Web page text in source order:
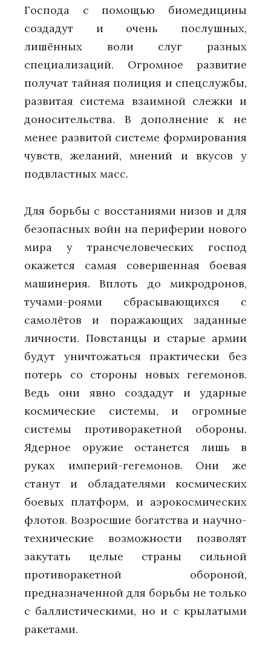
Господа с помощью биомедицины
создадут и очень послушных,
лишённых воли слуг разных
специализаций. Огромное развитие
получат тайная полиция и спецслужбы,
развитая система взаимной слежки и
доносительства. В дополнение к не
менее развитой системе формирования
чувств, желаний, мнений и вкусов у
подвластных масс.
Для борьбы с восстаниями низов и для
безопасных войн на периферии нового
мира у трансчеловеческих господ
окажется самая совершенная боевая
машинерия. Вплоть до микродронов,
тучами-роями сбрасывающихся с
самолётов и поражающих заданные
личности. Повстанцы и старые армии
будут уничтожаться практически без
потерь со стороны новых гегемонов.
Ведь они явно создадут и ударные
космические системы, и огромные
системы противоракетной обороны.
Ядерное оружие останется лишь в
руках империй-гегемонов. Они же
станут и обладателями космических
боевых платформ, и аэрокосмических
флотов. Возросшие богатства и научно-
технические возможности позволят
закутать целые страны сильной
противоракетной обороной,
предназначенной для борьбы не только
с баллистическими, но и с крылатыми
ракетами.